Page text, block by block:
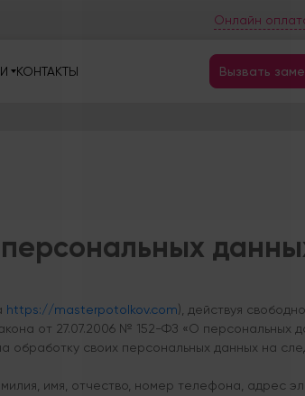
Онлайн
КОНТАКТЫ Вызвать
https://masterpotolkov.com), действуя
от 27.07.2006 № 152-ФЗ «О персональных
обработку своих персональных данных на
имя, отчество, номер телефона, адрес